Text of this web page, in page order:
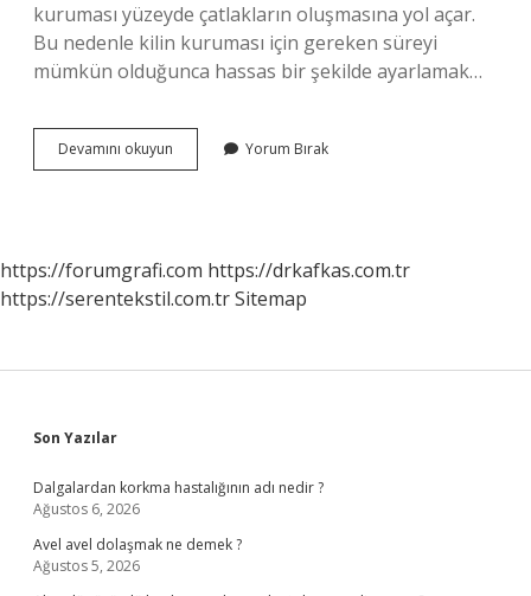
kuruması yüzeyde çatlakların oluşmasına yol açar.
Bu nedenle kilin kuruması için gereken süreyi
mümkün olduğunca hassas bir şekilde ayarlamak…
Devamını okuyun Çatlayan
Seramik
Yorum Bırak
https://forumgrafi.com https://drkafkas.com.tr
https://serentekstil.com.trSitemap
Sidebar
Son Yazılar
Dalgalardan korkma hastalığının adı nedir ?
Ağustos 6, 2026
Avel avel dolaşmak ne demek ?
Ağustos 5, 2026